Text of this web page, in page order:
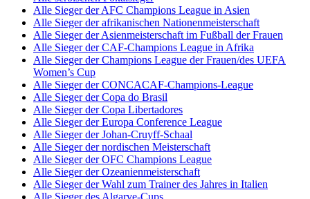
Alle Sieger der AFC Champions League in Asien
Alle Sieger der afrikanischen Nationenmeisterschaft
Alle Sieger der Asienmeisterschaft im Fußball der Frauen
Alle Sieger der CAF-Champions League in Afrika
Alle Sieger der Champions League der Frauen/des UEFA
Women’s Cup
Alle Sieger der CONCACAF-Champions-League
Alle Sieger der Copa do Brasil
Alle Sieger der Copa Libertadores
Alle Sieger der Europa Conference League
Alle Sieger der Johan-Cruyff-Schaal
Alle Sieger der nordischen Meisterschaft
Alle Sieger der OFC Champions League
Alle Sieger der Ozeanienmeisterschaft
Alle Sieger der Wahl zum Trainer des Jahres in Italien
Alle Sieger des Algarve-Cups